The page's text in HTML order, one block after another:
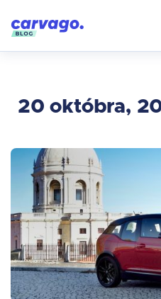
20 októbra,